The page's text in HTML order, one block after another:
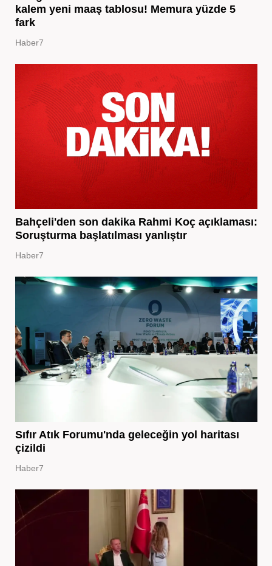
kalem yeni maaş tablosu! Memura yüzde 5
fark
Haber7
Bahçeli'den son dakika Rahmi Koç açıklaması:
Soruşturma başlatılması yanlıştır
Haber7
Sıfır Atık Forumu'nda geleceğin yol haritası
çizildi
Haber7